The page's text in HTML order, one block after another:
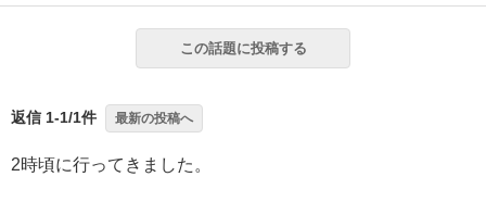
この話題に投稿する
返信 1-1/1件 最新の投稿へ
2時頃に行ってきました。